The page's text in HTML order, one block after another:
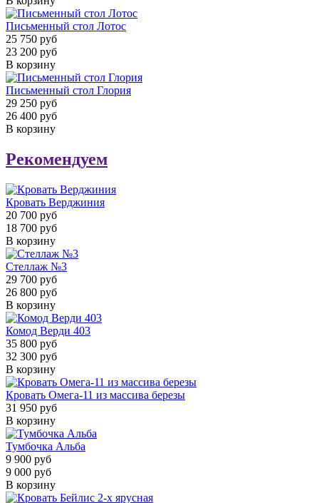
Письменный стол Лотос
25 750 руб
23 200 руб
В корзину
Письменный стол Глория
29 250 руб
26 400 руб
В корзину
Рекомендуем
Кровать Верджиния
20 700 руб
18 700 руб
В корзину
Стеллаж №3
29 700 руб
26 800 руб
В корзину
Комод Верди 403
35 800 руб
32 300 руб
В корзину
Кровать Омега-11 из массива березы
31 950 руб
В корзину
Тумбочка Альба
9 900 руб
9 000 руб
В корзину